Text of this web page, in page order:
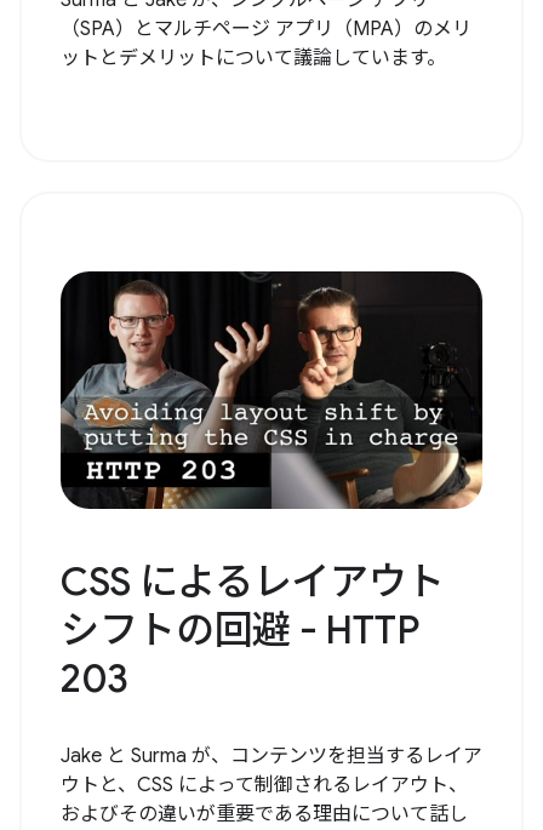
（SPA）とマルチページ アプリ（MPA）のメリ
ットとデメリットについて議論しています。
CSS によるレイアウト
シフトの回避 - HTTP
203
Jake と Surma が、コンテンツを担当するレイア
ウトと、CSS によって制御されるレイアウト、
およびその違いが重要である理由について話し